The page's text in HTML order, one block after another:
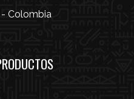
Colombia